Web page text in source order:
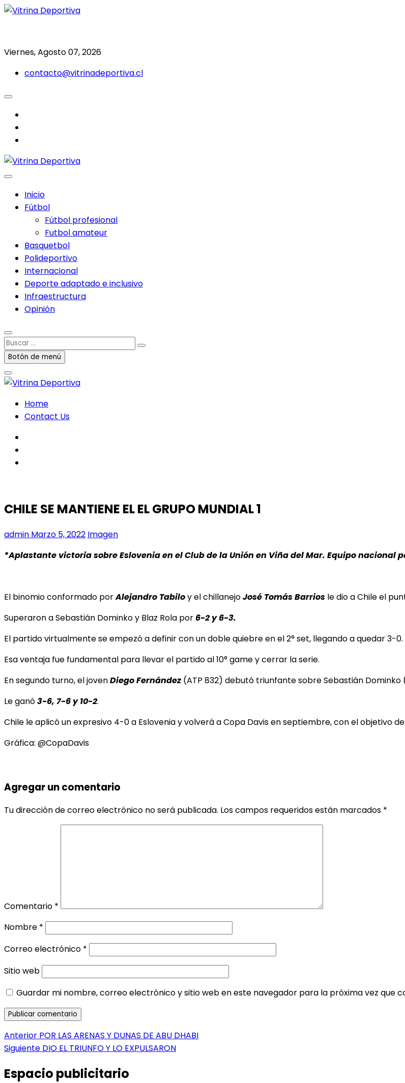
Saltar
Viernes, Agosto 07, 2026
contacto@vitrinadeportiva.cl
Inicio
Fútbol
Fútbol profesional
Futbol amateur
Basquetbol
Polideportivo
Internacional
Deporte adaptado e inclusivo
Infraestructura
Opinión
Buscar
…Botón de menú
Home
Contact Us
CHILE SE MANTIENE EL EL GRUPO MUNDIAL 1
admin Marzo 5, 2022 Imagen
*Aplastante victoria sobre Eslovenia en el Club de la Unión en Viña del Mar. Equipo nacional
El binomio conformado porAlejandro Tabiloy el chillanejoJosé Tomás Barrios le dio a Chile el
Superaron a Sebastián Dominko y Blaz Rola por 6-2 y 6-3.
El partido virtualmente se empezó a definir con un doble quiebre en el 2° set, llegando a quedar 3-0.
Esa ventaja fue fundamental para llevar el partido al 10° game y cerrar la serie.
En segundo turno, el jovenDiego Fernández (ATP 832) debutó triunfante sobre Sebastián Dominko
Le ganó3-6, 7-6 y 10-2.
Chile le aplicó un expresivo 4-0 a Eslovenia y volverá a Copa Davis en septiembre, con el objetivo
Gráfica: @CopaDavis
Agregar un comentario
Tu dirección de correo electrónico no será publicada. Los campos requeridos están marcados *
Comentario *
Nombre *
Correo electrónico *
Sitio web
Guardar mi nombre, correo electrónico y sitio web en este navegador para la próxima vez que
Navegación
de
entradas
Anterior Entrada
anterior:
POR LAS ARENAS Y DUNAS DE ABU DHABI
Siguiente Entrada
DIO EL TRIUNFO Y LO EXPULSARON
Espacio publicitario